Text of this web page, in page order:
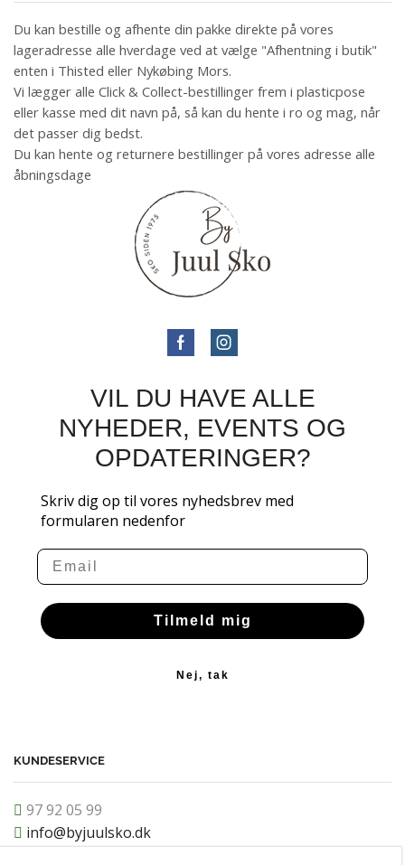
Du kan bestille og afhente din pakke direkte på vores
lageradresse alle hverdage ved at vælge "Afhentning i butik"
enten i Thisted eller Nykøbing Mors.
Vi lægger alle Click & Collect-bestillinger frem i plasticpose
eller kasse med dit navn på, så kan du hente i ro og mag, når
det passer dig bedst.
Du kan hente og returnere bestillinger på vores adresse alle
åbningsdage
VIL DU HAVE ALLE
NYHEDER, EVENTS OG
OPDATERINGER?
Skriv dig op til vores nyhedsbrev med
formularen nedenfor
Email
Tilmeld mig
Nej, tak
KUNDESERVICE
97 92 05 99
info@byjuulsko.dk